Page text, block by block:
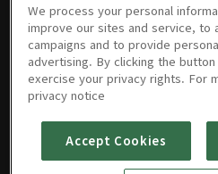
19회
03/11/2024 • 36분
20회 21회
We process your personal
improve our sites and service, to
campaigns and to provide
advertising. By clicking the
exercise your privacy rights. For
privacy notice
Accept Cookies